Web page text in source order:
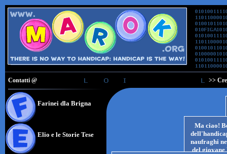
Ma ciao!
naufraghi
del
Contatti @ >>
Farinei dla Brigna
Elio e le Storie Tese